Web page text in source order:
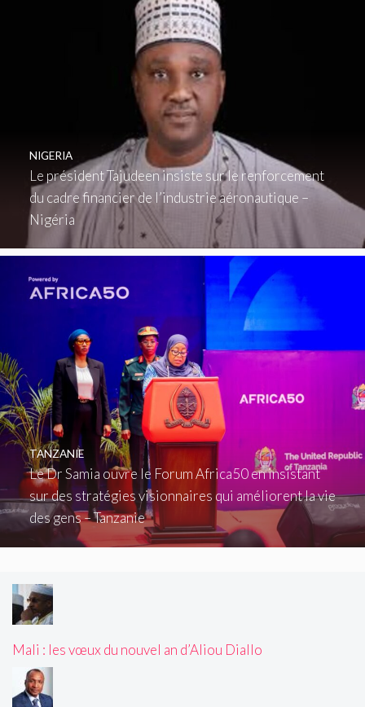
Le président Tajudeen insiste sur le renforcement
du cadre financier de l’industrie aéronautique –
Nigéria
NIGERIA
Le Dr Samia ouvre le Forum Africa50 en insistant
sur des stratégies visionnaires qui améliorent la vie
des gens – Tanzanie
TANZANIE
Mali : les vœux du nouvel an d’Aliou Diallo